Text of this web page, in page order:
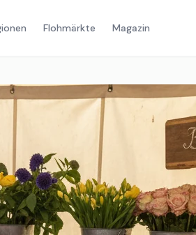
Flohmärkte Magazin